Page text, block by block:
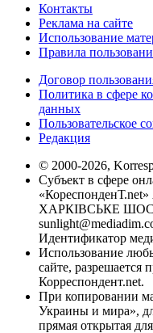
Контакты
Реклама на сайте
Использование
Правила
Договор
Политика в сфере
данных
Пользовательское
Редакция
© 2000-2026,
Субъект в сфере
«КореспонденТ.net»
ХАРКІВСЬКЕ ШОСЕ,
Идентификатор
Использование
сайте, разрешается
Корреспондент.net.
При копировании
Украины и мира»,
прямая открытая